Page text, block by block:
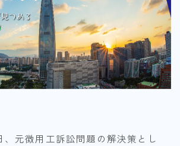
、元徴用工訴訟問題の解決策とし